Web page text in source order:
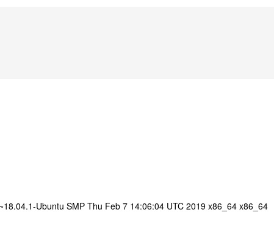
Ubuntu SMP Thu Feb 7 14:06:04 UTC 2019 x86_64 x86_64